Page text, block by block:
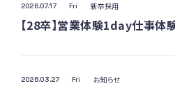
2026.07.17 Fri 新卒採用
2026.03.27 Fri お知らせ